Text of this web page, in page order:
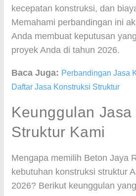
kecepatan konstruksi, dan
Memahami perbandingan ini
Anda membuat keputusan
proyek Anda di tahun 2026.
Baca Juga: Perbandingan Jasa
Daftar Jasa Konstruksi Struktur
Keunggulan
Struktur Kami
Mengapa memilih Beton Jaya
kebutuhan konstruksi struktur
2026? Berikut keunggulan